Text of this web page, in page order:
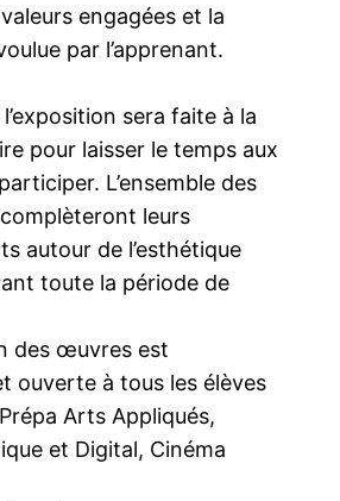
engagées et la
par l’apprenant.
l’exposition sera faite à la
pour laisser le temps aux
L’ensemble des
leurs
autour de l’esthétique
toute la période de
des œuvres est
ouverte à tous les élèves
Arts Appliqués,
et Digital, Cinéma